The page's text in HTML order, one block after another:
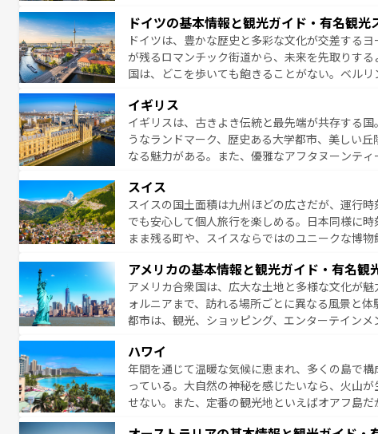
無形文化遺産にも登録されている。シャンパン
いラベンダー畑など、多彩な楽しみ方が可能だ
り、どの街角にも豊かな歴史と文化が息づいて
ドイツの基本情報と観光ガイド・有名観光
ドイツは、豊かな歴史と多彩な文化が交差する
が残るロマンチック街道から、未来を先取りす
国は、どこを歩いても飽きることがない。ベル
ら地元の人と過ごす楽しい時間は、お酒好きな人にはぜひ
イツ情報はコンテンツ一覧を参照してほしい。
イギリス
イギリスは、古きよき伝統と最先端が共存する
うなランドマーク、歴史ある大学都市、美しい
なる魅力がある。また、優雅なアフタヌーンテ
お、新着のイギリス情報は
スイス
スイスの国土面積は九州ほどの広さだが、運行
でも安心して個人旅行を楽しめる。日本同様に
まま残る町や、スイスならではのユニークな博
ービスもあり、うまく活用すれば市内交通費無料で観光
のスイス情報はコンテンツ一覧 を参照してほしい
アメリカの基本情報と観光ガイド・有名観
アメリカ合衆国は、広大な土地と多様な文化が
ォルニアまで、訪れる場所ごとに異なる風景と
都市は、観光、ショッピング、エンターテイン
絶景が堪能できる。さらに、南部のニューオー
が魅力。旅行者はアメリカの各地域で異なる魅
感じることができるだろう。車でのロードトリ
旅のスタイルだ。 なお、新着のアメリカ情報は
ハワイ
年間を通じて温暖な気候に恵まれ、多くの島で
っている。大自然の神秘を感じたいなら、火山
せない。また、定番の観光地といえばオアフ島